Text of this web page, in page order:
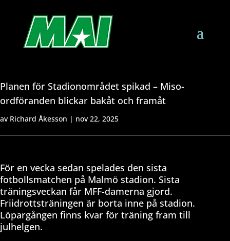
Planen för Stadionområdet spikad – Miso-
ordföranden blickar bakåt och framåt
av Richard Åkesson | nov 22, 2025
För en vecka sedan spelades den sista
fotbollsmatchen på Malmö stadion. Sista
träningsveckan får MFF-damerna gjord.
Friidrottsträningen är borta inne på stadion.
Löpargången finns kvar för träning fram till
julhelgen.